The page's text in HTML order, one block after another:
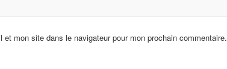
et mon site dans le navigateur pour mon prochain commentaire.